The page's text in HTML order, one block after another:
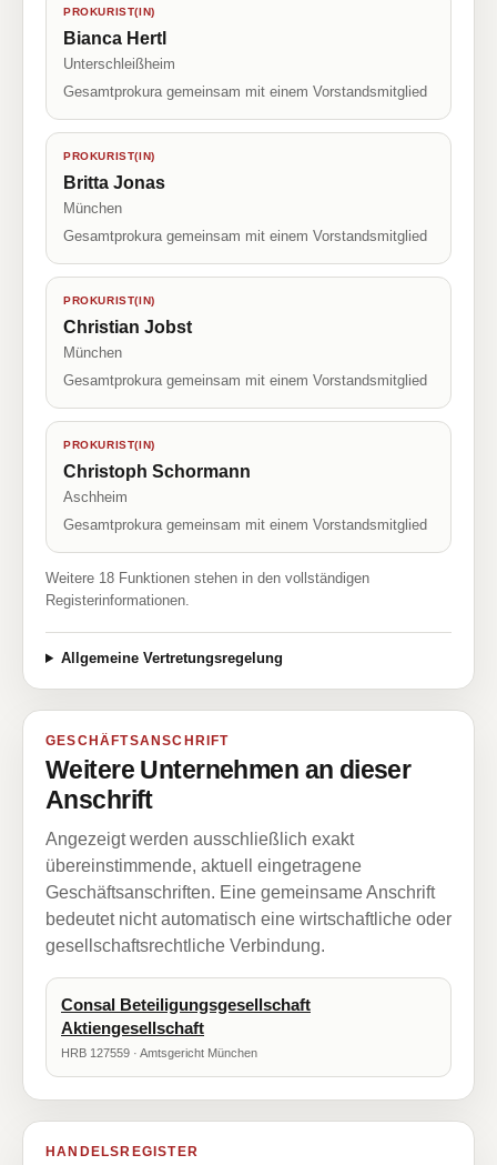
PROKURIST(IN)
Bianca Hertl
Unterschleißheim
Gesamtprokura gemeinsam mit einem Vorstandsmitglied
PROKURIST(IN)
Britta Jonas
München
Gesamtprokura gemeinsam mit einem Vorstandsmitglied
PROKURIST(IN)
Christian Jobst
München
Gesamtprokura gemeinsam mit einem Vorstandsmitglied
PROKURIST(IN)
Christoph Schormann
Aschheim
Gesamtprokura gemeinsam mit einem Vorstandsmitglied
Weitere 18 Funktionen stehen in den vollständigen
Registerinformationen.
Allgemeine Vertretungsregelung
GESCHÄFTSANSCHRIFT
Weitere Unternehmen an dieser
Anschrift
Angezeigt werden ausschließlich exakt
übereinstimmende, aktuell eingetragene
Geschäftsanschriften. Eine gemeinsame Anschrift
bedeutet nicht automatisch eine wirtschaftliche oder
gesellschaftsrechtliche Verbindung.
Consal Beteiligungsgesellschaft
Aktiengesellschaft
HRB 127559 · Amtsgericht München
HANDELSREGISTER